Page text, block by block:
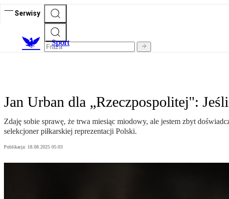
Serwisy
Sport
Jan Urban dla „Rzeczpospolitej":
Zdaję sobie sprawę, że trwa miesiąc miodowy, ale jestem zbyt
selekcjoner piłkarskiej reprezentacji Polski.
Publikacja: 18.08.2025 05:03